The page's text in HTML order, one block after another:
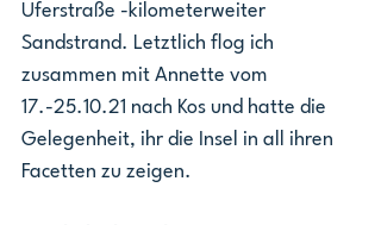
Uferstraße -kilometerweiter
Sandstrand. Letztlich flog ich
zusammen mit Annette vom
17.-25.10.21 nach Kos und hatte die
Gelegenheit, ihr die Insel in all ihren
Facetten zu zeigen.